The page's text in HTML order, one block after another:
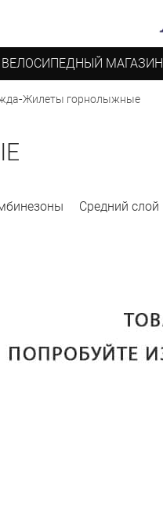
ВЕЛОСИПЕДНЫЙ МАГАЗИН
-Жилеты горнолыжные
Средний слой